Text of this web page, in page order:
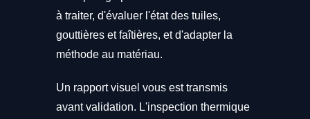
à traiter, d'évaluer l'état des tuiles,
gouttières et faîtières, et d'adapter la
méthode au matériau.
Un rapport visuel vous est transmis
avant validation. L'inspection thermique